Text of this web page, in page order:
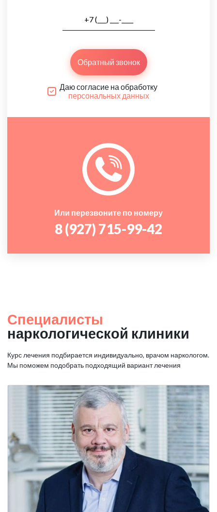
Обратный звонок
Даю согласие на обработку
персональных данных
Или перезвоните по номеру
8 (927) 715-99-42
Специалисты
наркологической клиники
Курс лечения подбирается индивидуально, врачом наркологом.
Мы поможем подобрать подходящий вариант лечения